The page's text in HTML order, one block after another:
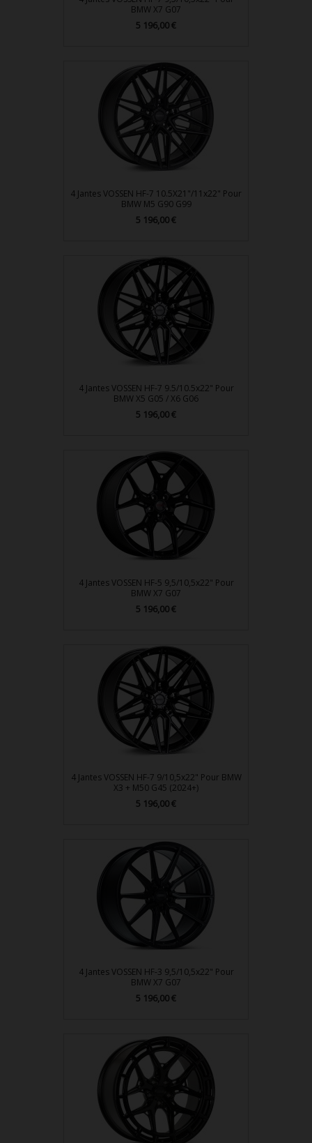
BMW X7 G07
Prix
5 196,00 €
4 Jantes VOSSEN HF-7 10.5X21"/11x22" Pour
BMW M5 G90 G99
Prix
5 196,00 €
4 Jantes VOSSEN HF-7 9.5/10.5x22" Pour
BMW X5 G05 / X6 G06
Prix
5 196,00 €
4 Jantes VOSSEN HF-5 9,5/10,5x22" Pour
BMW X7 G07
Prix
5 196,00 €
4 Jantes VOSSEN HF-7 9/10,5x22" Pour BMW
X3 + M50 G45 (2024+)
Prix
5 196,00 €
4 Jantes VOSSEN HF-3 9,5/10,5x22" Pour
BMW X7 G07
Prix
5 196,00 €